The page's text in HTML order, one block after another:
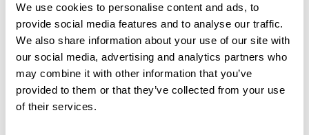
We use cookies to personalise content and ads, to
provide social media features and to analyse our traffic.
We also share information about your use of our site with
our social media, advertising and analytics partners who
may combine it with other information that you’ve
provided to them or that they’ve collected from your use
of their services.
Soyez le premier à ajouter un avis !
Ajouter un avis